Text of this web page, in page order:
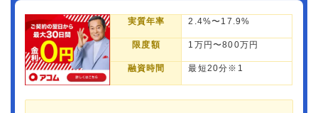
実質年率 2.4%〜17.9%
限度額 1万円〜800万円
融資時間 最短20分※1